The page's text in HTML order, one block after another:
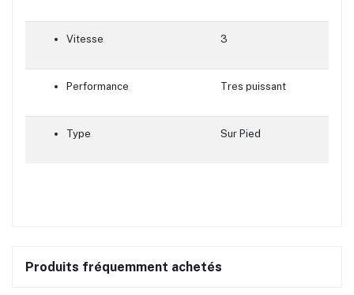
Vitesse 3
Performance Tres puissant
Type Sur Pied
Produits fréquemment achetés